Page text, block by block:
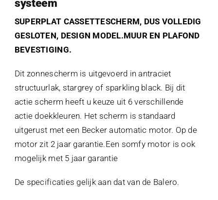
systeem
SUPERPLAT CASSETTESCHERM, DUS VOLLEDIG
GESLOTEN, DESIGN MODEL.MUUR EN PLAFOND
BEVESTIGING.
Dit zonnescherm is uitgevoerd in antraciet
structuurlak, stargrey of sparkling black. Bij dit
actie scherm heeft u keuze uit 6 verschillende
actie doekkleuren. Het scherm is standaard
uitgerust met een Becker automatic motor. Op de
motor zit 2 jaar garantie.Een somfy motor is ook
mogelijk met 5 jaar garantie
De specificaties gelijk aan dat van de Balero.